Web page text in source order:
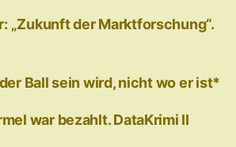
„Zukunft der Marktforschung“.
Ball sein wird, nicht wo er ist*
war bezahlt. DataKrimi II